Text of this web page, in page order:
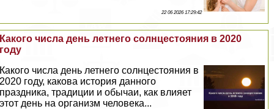
22 06 2026 17:29:42
Какого числа день летнего солнцестояния в 2020
году
Какого числа день летнего солнцестояния в
2020 году, какова история данного
праздника, традиции и обычаи, как влияет
этот день на организм человека...